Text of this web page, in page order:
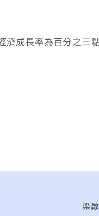
成長率為百分之三
梁